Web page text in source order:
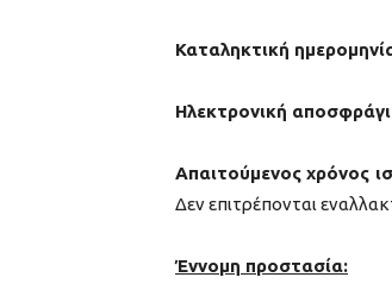
Καταληκτική
Ηλεκτρονική
Απαιτούμενος χρόνος
Δεν επιτρέπονται
Έννομη προστασία: